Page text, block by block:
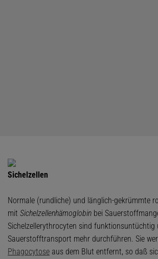
Sichelzellen
Normale (rundliche) und länglich-gekrümmte
mit Sichelzellenhämoglobin bei
Sichelzellerythrocyten sind funktionsuntüchtig
Sauerstofftransport mehr durchführen. Sie
Phagocytose aus dem Blut entfernt, so daß